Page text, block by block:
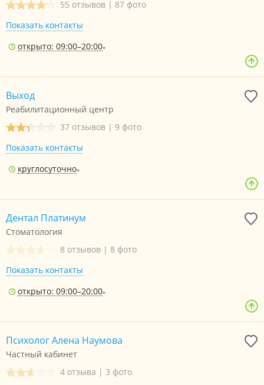
55 отзывов | 87 фото
Показать контакты
открыто: 09:00–20:00
Выход
Реабилитационный центр
37 отзывов | 9 фото
Показать контакты
круглосуточно
Дентал Платинум
Стоматология
8 отзывов | 8 фото
Показать контакты
открыто: 09:00–20:00
Психолог Алена Наумова
Частный кабинет
4 отзыва | 3 фото